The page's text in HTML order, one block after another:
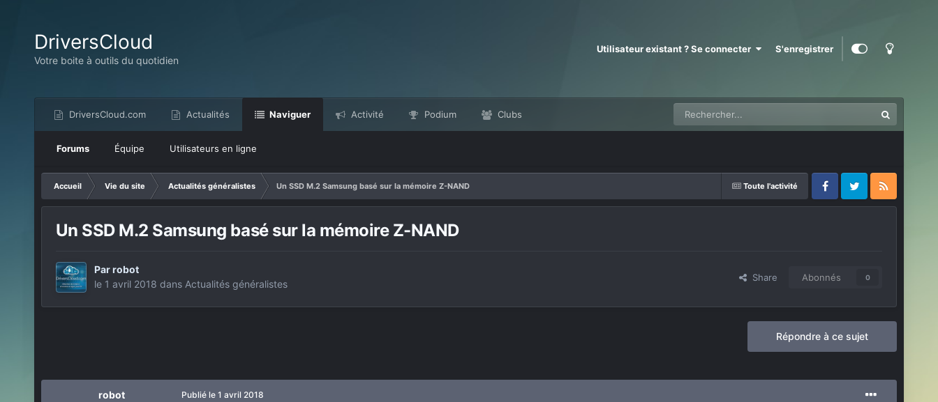
DriversCloud
Votre boite à outils du quotidien
Utilisateur existant ? Se connecter S'enregistrer
DriversCloud.com Actualités Naviguer
Forums Équipe Utilisateurs en ligne
Activité Podium Clubs
Toute l'activité
Accueil Vie du site Actualités généralistes
Un SSD M.2 Samsung basé sur la mémoire Z-NAND
FacebookTwitter RSS
Un SSD M.2 Samsung basé sur la mémoire Z-NAND
Parrobot
le 1 avril 2018 dans Actualités généralistes
Share Abonnés 0
Répondre à ce sujet
robot Publié le 1 avril 2018